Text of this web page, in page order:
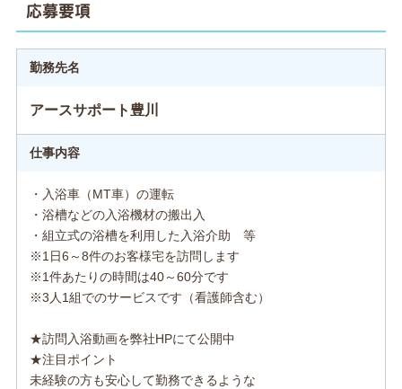
応募要項
勤務先名
アースサポート豊川
仕事内容
・入浴車（MT車）の運転
・浴槽などの入浴機材の搬出入
・組立式の浴槽を利用した入浴介助 等
※1日6～8件のお客様宅を訪問します
※1件あたりの時間は40～60分です
※3人1組でのサービスです（看護師含む）
★訪問入浴動画を弊社HPにて公開中
★注目ポイント
未経験の方も安心して勤務できるような